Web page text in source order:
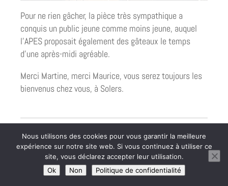
Pour ne rien gâcher, la pièce très sympathique a
conquis un public jeune comme moins jeune, auquel
l’APES proposait également des gâteaux le temps
d’une après-midi agréable.
Merci Martine, merci Maurice, vous serez toujours les
bienvenus chez vous, à Solers.
Le mot du Maire
16 décembre 2023 |Les Reportages
Nous utilisons des cookies pour vous garantir la meilleure
expérience sur notre site web. Si vous continuez à utiliser ce
site, vous déclarez accepter leur utilisation.
Ok
Non Politique de confidentialité